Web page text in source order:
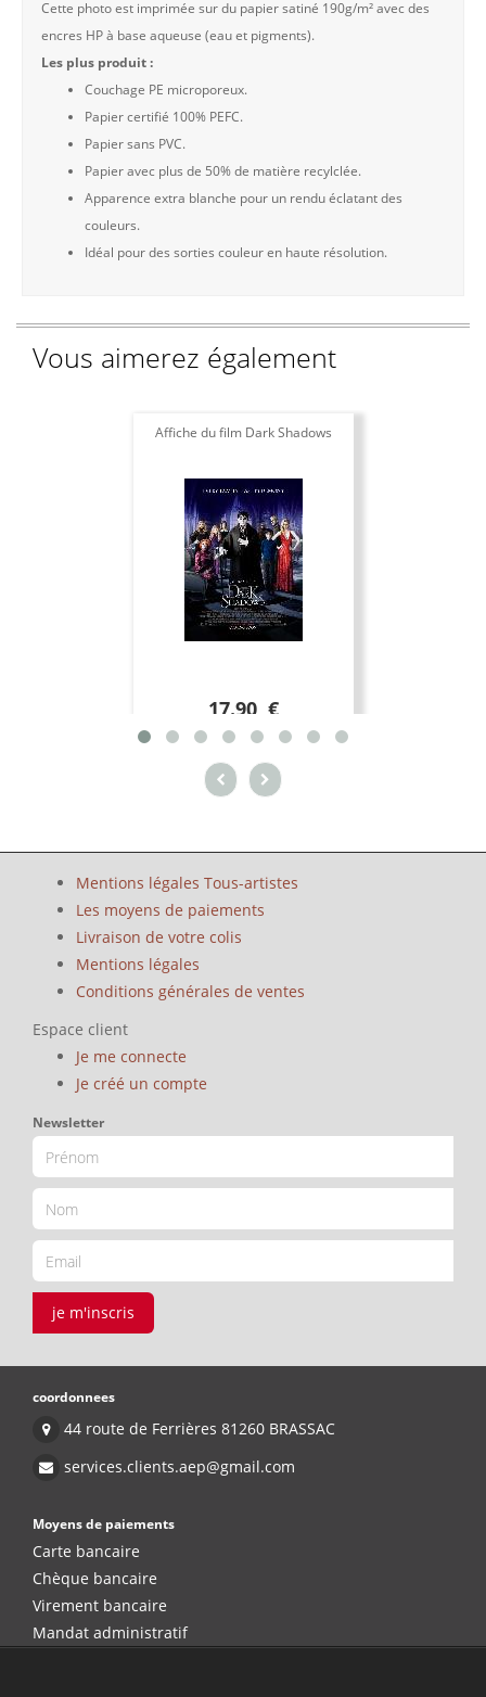
Cette photo est imprimée sur du papier satiné 190g/m² avec des
encres HP à base aqueuse (eau et pigments).
Les plus produit :
Couchage PE microporeux.
Papier certifié 100% PEFC.
Papier sans PVC.
Papier avec plus de 50% de matière recylclée.
Apparence extra blanche pour un rendu éclatant des
couleurs.
Idéal pour des sorties couleur en haute résolution.
Vous aimerez également
Affiche du film Dark Shadows
17.90 €
Mentions légales Tous-artistes
Les moyens de paiements
Livraison de votre colis
Mentions légales
Conditions générales de ventes
Espace client
Je me connecte
Je créé un compte
Newsletter
je m'inscris
coordonnees
44 route de Ferrières 81260 BRASSAC
services.clients.aep@gmail.com
Moyens de paiements
Carte bancaire
Chèque bancaire
Virement bancaire
Mandat administratif